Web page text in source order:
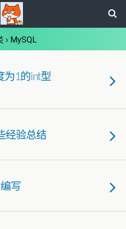
› MySQL
为1的int型
经验总结
写